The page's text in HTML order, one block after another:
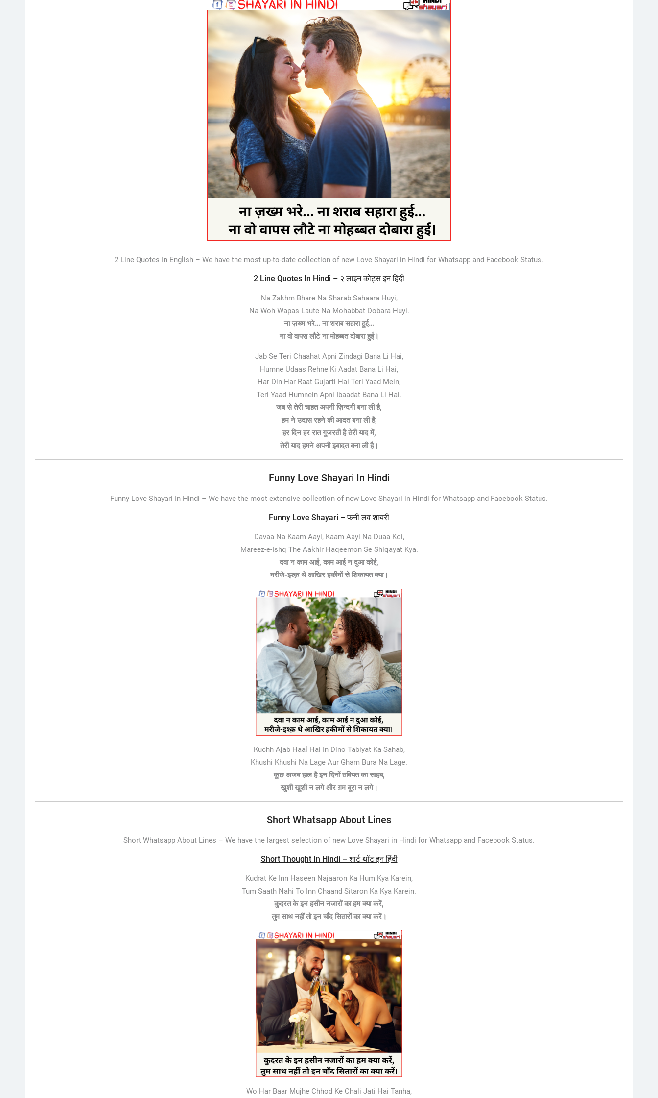
2 Line Quotes In English – We have the most up-to-date collection of new Love Shayari in Hindi for Whatsapp and Facebook Status.
2 Line Quotes In Hindi – २ लाइन कोट्स इन हिंदी
Na Zakhm Bhare Na Sharab Sahaara Huyi,
Na Woh Wapas Laute Na Mohabbat Dobara Huyi.
ना ज़ख्म भरे… ना शराब सहारा हुई…
ना वो वापस लौटे ना मोहब्बत दोबारा हुई।
Jab Se Teri Chaahat Apni Zindagi Bana Li Hai,
Humne Udaas Rehne Ki Aadat Bana Li Hai,
Har Din Har Raat Gujarti Hai Teri Yaad Mein,
Teri Yaad Humnein Apni Ibaadat Bana Li Hai.
जब से तेरी चाहत अपनी ज़िन्दगी बना ली है,
हम ने उदास रहने की आदत बना ली है,
हर दिन हर रात गुजरती है तेरी याद में,
तेरी याद हमने अपनी इबादत बना ली है।
Funny Love Shayari In Hindi
Funny Love Shayari In Hindi – We have the most extensive collection of new Love Shayari in Hindi for Whatsapp and Facebook Status.
Funny Love Shayari – फनी लव शायरी
Davaa Na Kaam Aayi, Kaam Aayi Na Duaa Koi,
Mareez-e-Ishq The Aakhir Haqeemon Se Shiqayat Kya.
दवा न काम आई, काम आई न दुआ कोई,
मरीजे-इश्क़ थे आखिर हकीमों से शिकायत क्या।
Kuchh Ajab Haal Hai In Dino Tabiyat Ka Sahab,
Khushi Khushi Na Lage Aur Gham Bura Na Lage.
कुछ अजब हाल है इन दिनों तबियत का साहब,
खुशी खुशी न लगे और ग़म बुरा न लगे।
Short Whatsapp About Lines
Short Whatsapp About Lines – We have the largest selection of new Love Shayari in Hindi for Whatsapp and Facebook Status.
Short Thought In Hindi – शार्ट थॉट इन हिंदी
Kudrat Ke Inn Haseen Najaaron Ka Hum Kya Karein,
Tum Saath Nahi To Inn Chaand Sitaron Ka Kya Karein.
कुदरत के इन हसीन नजारों का हम क्या करें,
तुम साथ नहीं तो इन चाँद सितारों का क्या करें।
Wo Har Baar Mujhe Chhod Ke Chali Jati Hai Tanha,